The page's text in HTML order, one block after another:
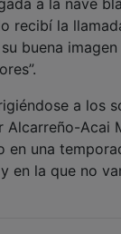
recibí la
buena
Alcarreño-Acai
en una
en la que no